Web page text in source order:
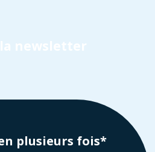
newsletter
plusieurs fois*